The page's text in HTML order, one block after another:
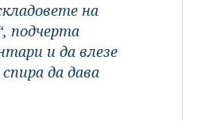
на
подчерта
и да влезе
да дава